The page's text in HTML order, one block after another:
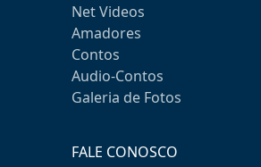
Net Videos
Amadores
Contos
Audio-Contos
Galeria de Fotos
FALE CONOSCO